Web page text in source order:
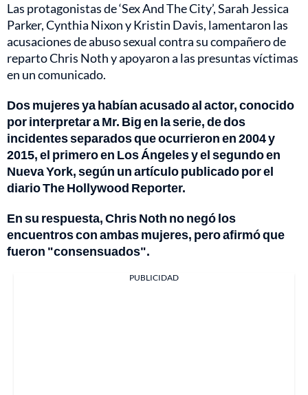
Las protagonistas de ‘Sex And The City’, Sarah Jessica
Parker, Cynthia Nixon y Kristin Davis, lamentaron las
acusaciones de abuso sexual contra su compañero de
reparto Chris Noth y apoyaron a las presuntas víctimas
en un comunicado.
Dos mujeres ya habían acusado al actor, conocido
por interpretar a Mr. Big en la serie, de dos
incidentes separados que ocurrieron en 2004 y
2015, el primero en Los Ángeles y el segundo en
Nueva York, según un artículo publicado por el
diario The Hollywood Reporter.
En su respuesta, Chris Noth no negó los
encuentros con ambas mujeres, pero afirmó que
fueron "consensuados".
PUBLICIDAD